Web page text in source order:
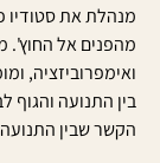
מנהלת את סטודיו
מהפנים אל החוץ'.
ואימפרוביזציה,
בין התנועה והגוף
הקשר שבין